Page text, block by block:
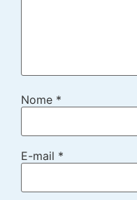
Nome *
E-mail *